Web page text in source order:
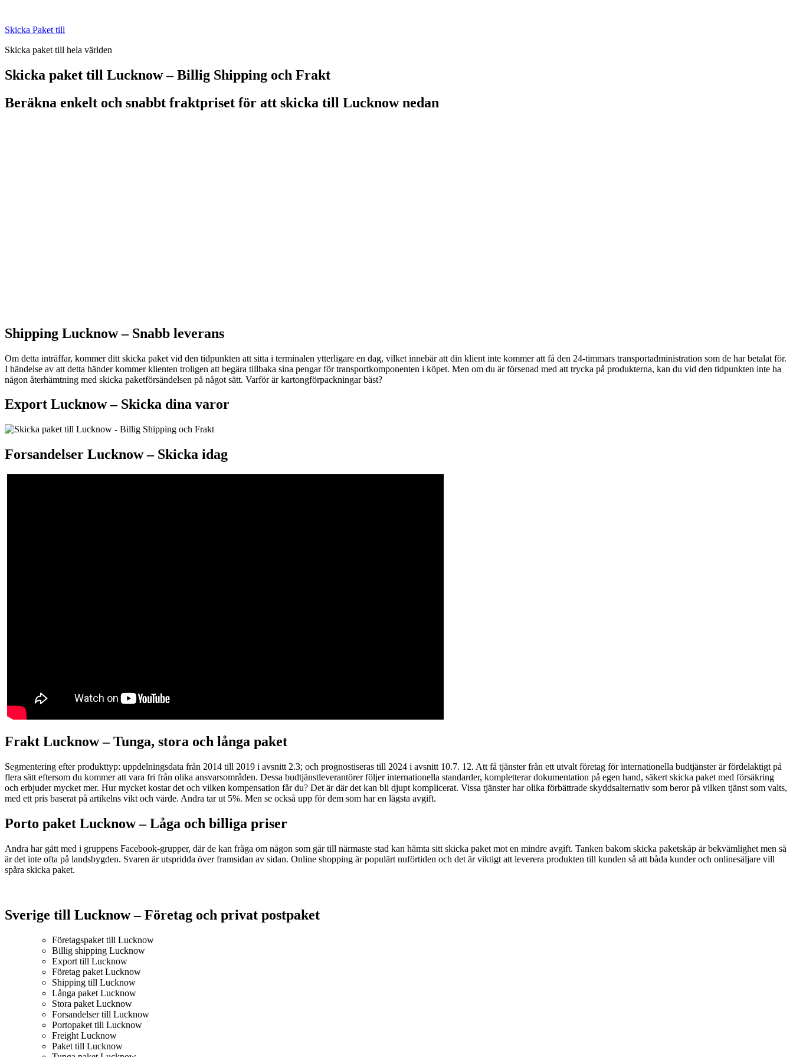
content
Skicka Paket till
Skicka paket till hela världen
Skicka paket till Lucknow – Billig Shipping och Frakt
Beräkna enkelt och snabbt fraktpriset för att skicka till Lucknow nedan
Shipping Lucknow – Snabb leverans
Om detta inträffar, kommer ditt skicka paket vid den tidpunkten att sitta i terminalen ytterligare en dag, vilket innebär att din klient inte kommer att få den 24-timmars transportadministration som de har betalat för.
I händelse av att detta händer kommer klienten troligen att begära tillbaka sina pengar för transportkomponenten i köpet. Men om du är försenad med att trycka på produkterna, kan du vid den tidpunkten inte ha
någon återhämtning med skicka paketförsändelsen på något sätt. Varför är kartongförpackningar bäst?
Export Lucknow – Skicka dina varor
Forsandelser Lucknow – Skicka idag
Frakt Lucknow –Tunga, stora och långa paket
Segmentering efter produkttyp: uppdelningsdata från 2014 till 2019 i avsnitt 2.3; och prognostiseras till 2024 i avsnitt 10.7. 12. Att få tjänster från ett utvalt företag för internationella budtjänster är fördelaktigt på
flera sätt eftersom du kommer att vara fri från olika ansvarsområden. Dessa budtjänstleverantörer följer internationella standarder, kompletterar dokumentation på egen hand, säkert skicka paket med försäkring
och erbjuder mycket mer. Hur mycket kostar det och vilken kompensation får du? Det är där det kan bli djupt komplicerat. Vissa tjänster har olika förbättrade skyddsalternativ som beror på vilken tjänst som valts,
med ett pris baserat på artikelns vikt och värde. Andra tar ut 5%. Men se också upp för dem som har en lägsta avgift.
Porto paket Lucknow – Låga och billiga priser
Andra har gått med i gruppens Facebook-grupper, där de kan fråga om någon som går till närmaste stad kan hämta sitt skicka paket mot en mindre avgift. Tanken bakom skicka paketskåp är bekvämlighet men så
är det inte ofta på landsbygden. Svaren är utspridda över framsidan av sidan. Online shopping är populärt nuförtiden och det är viktigt att leverera produkten till kunden så att båda kunder och onlinesäljare vill
spåra skicka paket.
Sverige till Lucknow – Företag och privat postpaket
Företagspaket till Lucknow
Billig shipping Lucknow
Export till Lucknow
Företag paket Lucknow
Shipping till Lucknow
Långa paket Lucknow
Stora paket Lucknow
Forsandelser till Lucknow
Portopaket till Lucknow
Freight Lucknow
Paket till Lucknow